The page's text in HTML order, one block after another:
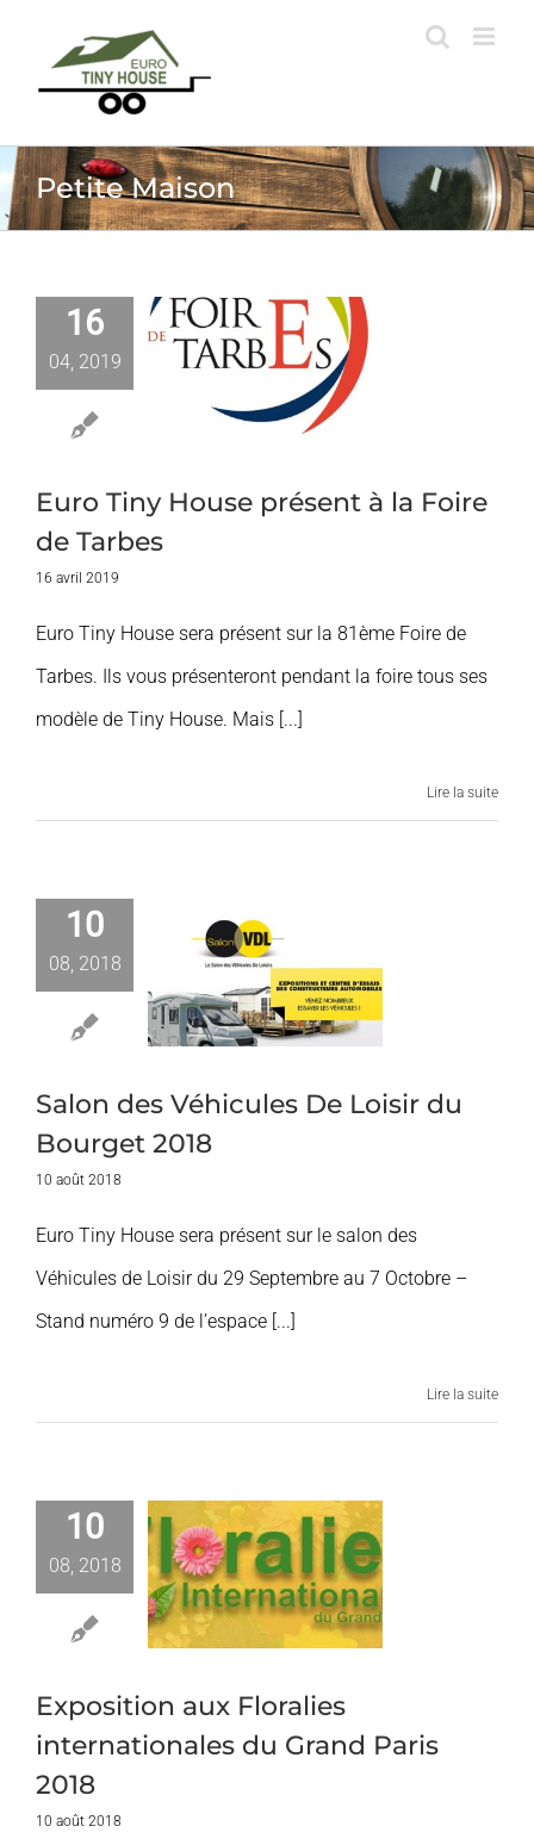
Petite Maison
16
04, 2019
House
à la Foire
Euro Tiny House présent à la Foire
de Tarbes
16 avril 2019
Euro Tiny House sera présent sur la 81ème Foire de
Tarbes. Ils vous présenteront pendant la foire tous ses
modèle de Tiny House. Mais [...]
Lire la suite
10
08, 2018
De
Bourget
Salon des Véhicules De Loisir du
Bourget 2018
10 août 2018
Euro Tiny House sera présent sur le salon des
Véhicules de Loisir du 29 Septembre au 7 Octobre –
Stand numéro 9 de l’espace [...]
Lire la suite
10
08, 2018
aux
Paris
Exposition aux Floralies
internationales du Grand Paris
2018
10 août 2018